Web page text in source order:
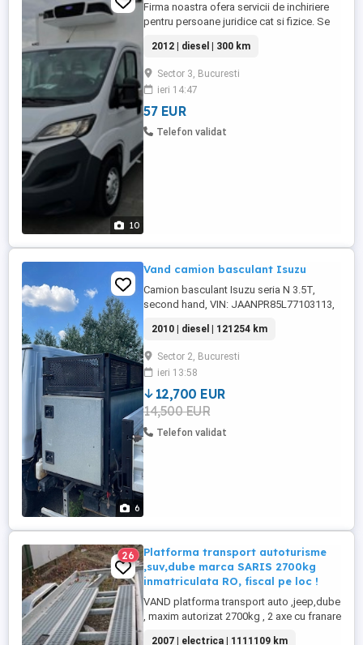
10
Firma noastra ofera servicii de inchiriere
pentru persoane juridice cat si fizice. Se
Romaniei. Toate taxele incluse, asigurare,
rovinieta, asigurare casco, factura, bon
fiscal, Se conduc cu categoria B. Renault
Master cub pe dublu cu lift. Ww Crafter
440 lungime, ...
2012 | diesel | 300 km
Sector 3, Bucuresti
ieri 14:47
57 EUR
Telefon validat
6
Vand camion basculant Isuzu
Camion basculant Isuzu seria N 3.5T,
second hand, VIN: JAANPR85L77103113,
înmatriculare: , kilometraj: 121.254 km
(kilometrajul poate crește) GVWR 3.500 kg
GCWR 7.000 kg Greutate proprie 2.890 kg,
motor diesel 3L 150 CP - 10 CP, putere
impozabilă, transmisie manuală ...
2010 | diesel | 121254 km
Sector 2, Bucuresti
ieri 13:58
12,700 EUR
14,500 EUR
Telefon validat
26
Platforma transport autoturisme
,suv,dube marca SARIS 2700kg
inmatriculata RO, fiscal pe loc !
VAND platforma transport auto ,jeep,dube
, maxim autorizat 2700kg , 2 axe cu franare
2007 | electrica | 1111109 km